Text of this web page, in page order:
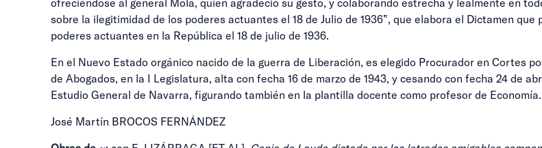
sobre la ilegitimidad de los poderes actuantes el 18 de Julio de 1936”, que elabora el Dictamen
poderes actuantes en la República el 18 de julio de 1936.
En el Nuevo Estado orgánico nacido de la guerra de Liberación, es elegido Procurador en Cortes
de Abogados, en la I Legislatura, alta con fecha 16 de marzo de 1943, y cesando con fecha 24 de
Estudio General de Navarra, figurando también en la plantilla docente como profesor de Economía.
José Martín BROCOS FERNÁNDEZ